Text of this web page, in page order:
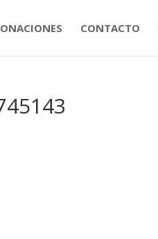
CONTACTO